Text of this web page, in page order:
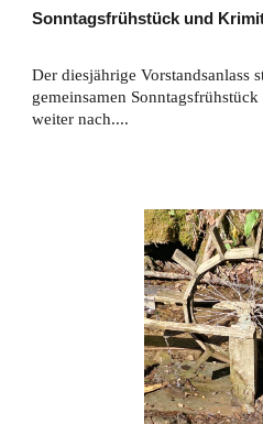
Sonntagsfrühstück und
Der diesjährige Vorstandsanlass
gemeinsamen
weiter nach....